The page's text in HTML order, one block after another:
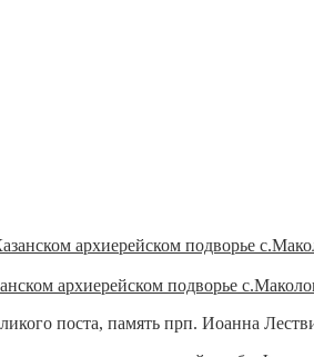
архиерейском подворье
поста, память прп. Иоанна